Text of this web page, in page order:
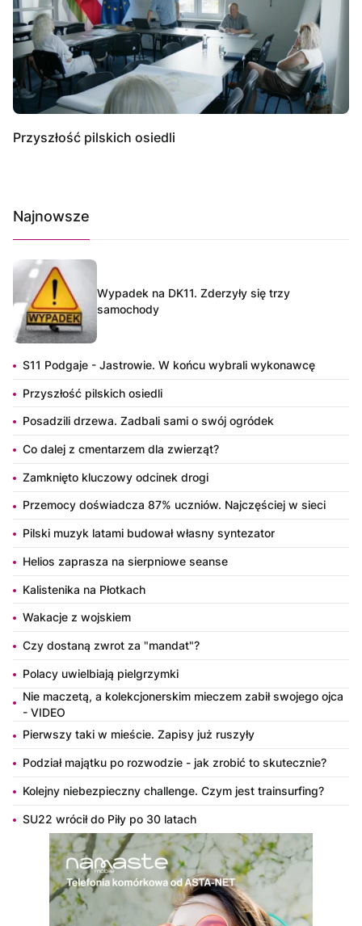
Przyszłość pilskich osiedli
Najnowsze
Wypadek na DK11. Zderzyły się trzy
samochody
S11 Podgaje - Jastrowie. W końcu wybrali wykonawcę
Przyszłość pilskich osiedli
Posadzili drzewa. Zadbali sami o swój ogródek
Co dalej z cmentarzem dla zwierząt?
Zamknięto kluczowy odcinek drogi
Przemocy doświadcza 87% uczniów. Najczęściej w sieci
Pilski muzyk latami budował własny syntezator
Helios zaprasza na sierpniowe seanse
Kalistenika na Płotkach
Wakacje z wojskiem
Czy dostaną zwrot za "mandat"?
Polacy uwielbiają pielgrzymki
Nie maczetą, a kolekcjonerskim mieczem zabił swojego ojca
- VIDEO
Pierwszy taki w mieście. Zapisy już ruszyły
Podział majątku po rozwodzie - jak zrobić to skutecznie?
Kolejny niebezpieczny challenge. Czym jest trainsurfing?
SU22 wrócił do Piły po 30 latach